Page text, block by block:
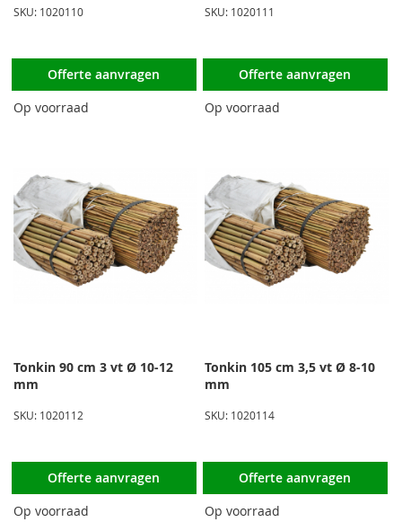
SKU: 1020110
Offerte aanvragen
Op voorraad
SKU: 1020111
Offerte aanvragen
Op voorraad
Tonkin 90 cm 3 vt Ø 10-12
mm
SKU: 1020112
Offerte aanvragen
Op voorraad
Tonkin 105 cm 3,5 vt Ø 8-10
mm
SKU: 1020114
Offerte aanvragen
Op voorraad